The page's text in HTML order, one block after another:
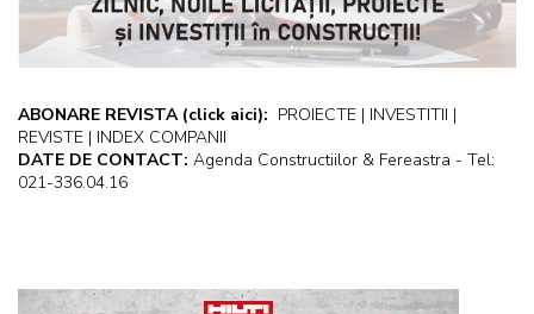
ABONARE REVISTA (click aici): PROIECTE | INVESTITII |
REVISTE | INDEX COMPANII
DATE DE CONTACT: Agenda Constructiilor & Fereastra - Tel:
021-336.04.16